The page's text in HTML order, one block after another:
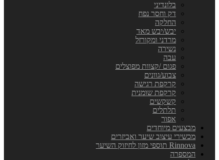
בלונדיני
דק וחסר נפח
החלקה
יבש/יבש מאד
מרדני ומקורזל
נשירה
עבה
פגום /קצוות מפוצלים
צבוע/גוונים
קרקפת רגישה
קרקפת שומנית
קשקשים
תלתלים
אפור
מבצעים מיוחדים
מכשירי עיצוב שיער ואביזרים
Rinnova תוספי מזון לחיזוק השיער
המספרה